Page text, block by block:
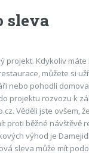
sleva
projekt. Kdykoliv
můžete si
nebo pohodlí
projektu rozvozu k
Věděli jste ovšem,
proti běžné návštěvě
výhod je
sleva může mít